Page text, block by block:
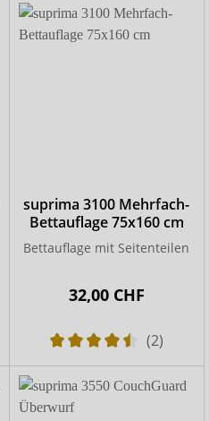
suprima 3100 Mehrfach-
Bettauflage 75x160 cm
Bettauflage mit Seitenteilen
32,00 CHF
(2)